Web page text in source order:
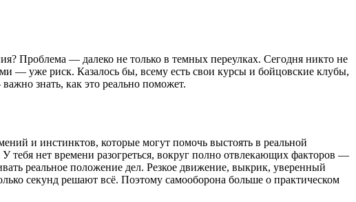
Проблема — далеко не только в темных переулках. Сегодня никто не
— уже риск. Казалось бы, всему есть свои курсы и бойцовские клубы,
знать, как это реально поможет.
и инстинктов, которые могут помочь выстоять в реальной
тебя нет времени разогреться, вокруг полно отвлекающих факторов —
реальное положение дел. Резкое движение, выкрик, уверенный
секунд решают всё. Поэтому самооборона больше о практическом